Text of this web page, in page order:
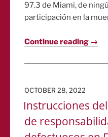
97.3 de Miami, de
participación en la
Continue reading →
POSTED
OCTOBER 28, 2022
Instrucciones
de